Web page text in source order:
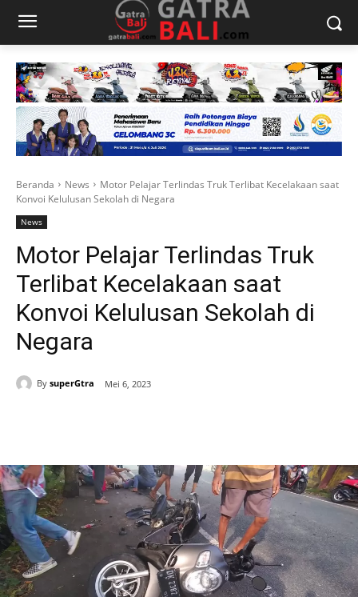
Beranda News
Motor Pelajar Terlindas Truk Terlibat Kecelakaan saat
Konvoi Kelulusan Sekolah di Negara
News
Motor Pelajar Terlindas Truk
Terlibat Kecelakaan saat
Konvoi Kelulusan Sekolah di
Negara
By superGtra Mei 6, 2023